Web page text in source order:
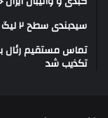
سیدبندی سطح ۲ لیگ قهرمانان آسیا/ گل‌گهر هست، چادرملو نه
تماس مستقیم رئال
تکذیب شد